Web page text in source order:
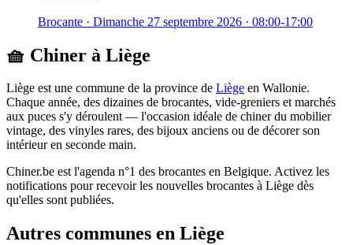
Brocante · Dimanche 27 septembre 2026 · 08:00-17:00
🧺 Chiner à Liège
Liège est une commune de la province de Liège en Wallonie.
Chaque année, des dizaines de brocantes, vide-greniers et marchés
aux puces s'y déroulent — l'occasion idéale de chiner du mobilier
vintage, des vinyles rares, des bijoux anciens ou de décorer son
intérieur en seconde main.
Chiner.be est l'agenda n°1 des brocantes en Belgique. Activez les
notifications pour recevoir les nouvelles brocantes à Liège dès
qu'elles sont publiées.
Autres communes en Liège